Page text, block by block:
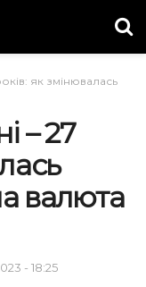
як змінювалась
– 27
валюта
- 18:25